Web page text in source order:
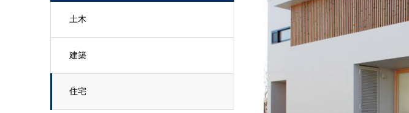
土木
建築
住宅